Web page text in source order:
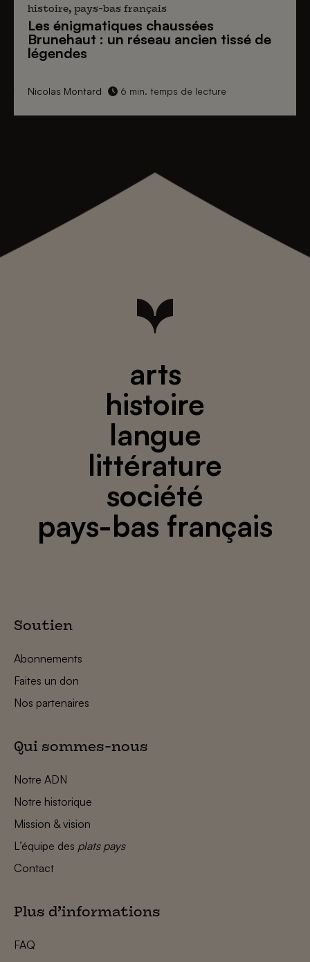
histoire, pays-bas français
Les énigmatiques chaussées
Brunehaut : un réseau ancien tissé de
légendes
Nicolas Montard 6 min. temps de lecture
arts
histoire
langue
littérature
société
pays-bas français
Soutien
Abonnements
Faites un don
Nos partenaires
Qui sommes-nous
Notre ADN
Notre historique
Mission & vision
L’équipe des plats pays
Contact
Plus d’informations
FAQ